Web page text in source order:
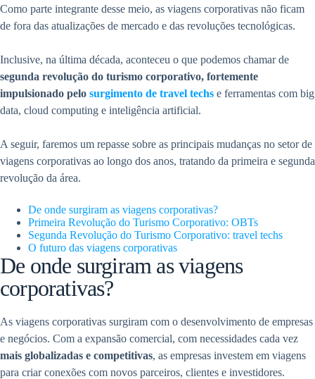
Como parte integrante desse meio, as viagens corporativas não ficam
de fora das atualizações de mercado e das revoluções tecnológicas.
Inclusive, na última década, aconteceu o que podemos chamar de
segunda revolução do turismo corporativo, fortemente
impulsionado pelo surgimento de travel techs e ferramentas com big
data, cloud computing e inteligência artificial.
A seguir, faremos um repasse sobre as principais mudanças no setor de
viagens corporativas ao longo dos anos, tratando da primeira e segunda
revolução da área.
De onde surgiram as viagens corporativas?
Primeira Revolução do Turismo Corporativo: OBTs
Segunda Revolução do Turismo Corporativo: travel techs
O futuro das viagens corporativas
De onde surgiram as viagens
corporativas?
As viagens corporativas surgiram com o desenvolvimento de empresas
e negócios. Com a expansão comercial, com necessidades cada vez
mais globalizadas e competitivas, as empresas investem em viagens
para criar conexões com novos parceiros, clientes e investidores.